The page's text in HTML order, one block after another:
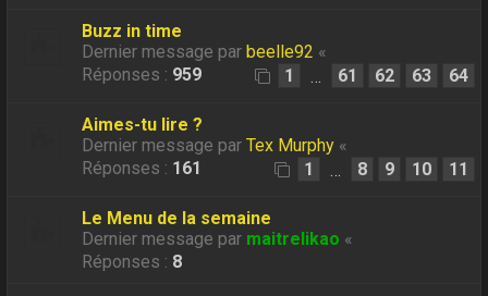
Buzz in time
Dernier message par beelle92 «
Réponses : 959 1 … 61 62 63 64
Aimes-tu lire ?
Dernier message parTex Murphy «
Réponses : 161 1 … 8 9 10 11
Le Menu de la semaine
Dernier message par maitrelikao «
Réponses : 8